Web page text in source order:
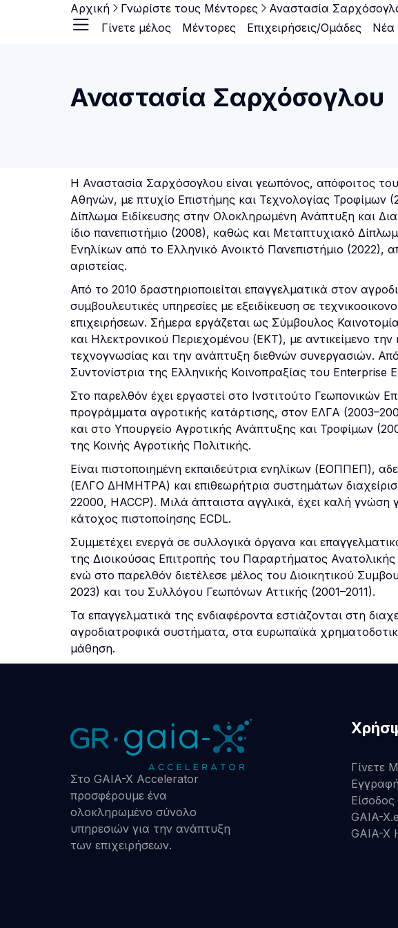
Γίνετε μέλος Μέντορες Επιχειρήσεις/Ομάδες Νέα
Αρχική Γνωρίστε τους Μέντορες Αναστασία
Αναστασία Σαρχόσογλου
Η Αναστασία Σαρχόσογλου είναι γεωπόνος, απόφοιτος
Αθηνών, με πτυχίο Επιστήμης και Τεχνολογίας Τροφίμων
Δίπλωμα Ειδίκευσης στην Ολοκληρωμένη Ανάπτυξη και
ίδιο πανεπιστήμιο (2008), καθώς και Μεταπτυχιακό
Ενηλίκων από το Ελληνικό Ανοικτό Πανεπιστήμιο (2022),
αριστείας.
Από το 2010 δραστηριοποιείται επαγγελματικά στον
συμβουλευτικές υπηρεσίες με εξειδίκευση σε
επιχειρήσεων. Σήμερα εργάζεται ως Σύμβουλος
και Ηλεκτρονικού Περιεχομένου (ΕΚΤ), με αντικείμενο
τεχνογνωσίας και την ανάπτυξη διεθνών συνεργασιών.
Συντονίστρια της Ελληνικής Κοινοπραξίας του Enterprise
Στο παρελθόν έχει εργαστεί στο Ινστιτούτο Γεωπονικών
προγράμματα αγροτικής κατάρτισης, στον ΕΛΓΑ
και στο Υπουργείο Αγροτικής Ανάπτυξης και Τροφίμων
της Κοινής Αγροτικής Πολιτικής.
Είναι πιστοποιημένη εκπαιδεύτρια ενηλίκων (ΕΟΠΠΕΠ),
(ΕΛΓΟ ΔΗΜΗΤΡΑ) και επιθεωρήτρια συστημάτων
22000, HACCP). Μιλά άπταιστα αγγλικά, έχει καλή γνώση
κάτοχος πιστοποίησης ECDL.
Συμμετέχει ενεργά σε συλλογικά όργανα και
της Διοικούσας Επιτροπής του Παραρτήματος
ενώ στο παρελθόν διετέλεσε μέλος του Διοικητικού
2023) και του Συλλόγου Γεωπόνων Αττικής (2001–2011).
Τα επαγγελματικά της ενδιαφέροντα εστιάζονται στη
αγροδιατροφικά συστήματα, στα ευρωπαϊκά
μάθηση.
Στο GAIA-X Accelerator
προσφέρουμε ένα
ολοκληρωμένο σύνολο
υπηρεσιών για την ανάπτυξη
των επιχειρήσεων.
Γίνετε
Εγγραφή
Είσοδος
GAIA-
GAIA-X